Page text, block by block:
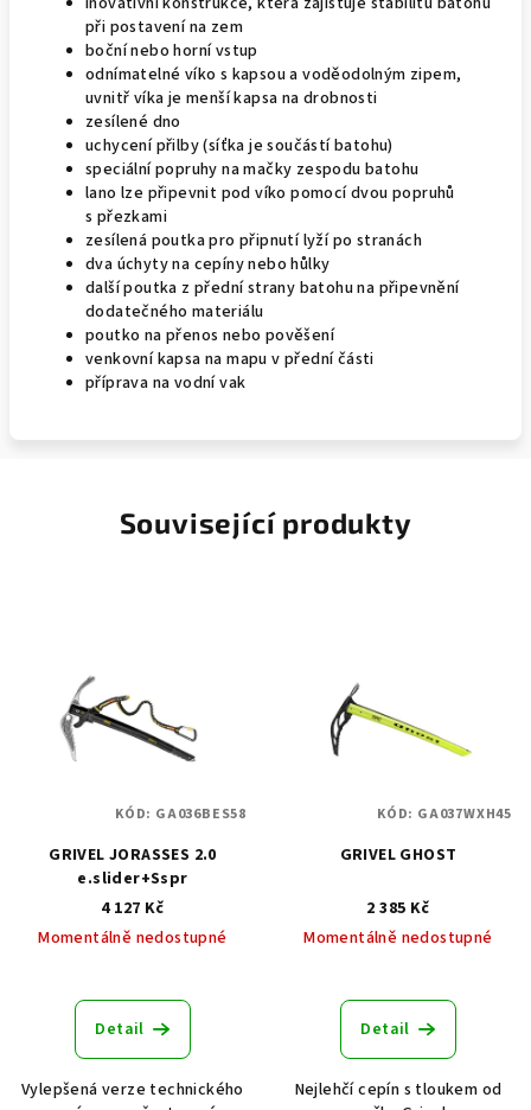
při postavení na zem
boční nebo horní vstup
odnímatelné víko s kapsou a voděodolným zipem,
uvnitř víka je menší kapsa na drobnosti
zesílené dno
uchycení přilby (síťka je součástí batohu)
speciální popruhy na mačky zespodu batohu
lano lze připevnit pod víko pomocí dvou popruhů
s přezkami
zesílená poutka pro připnutí lyží po stranách
dva úchyty na cepíny nebo hůlky
další poutka z přední strany batohu na připevnění
dodatečného materiálu
poutko na přenos nebo pověšení
venkovní kapsa na mapu v přední části
příprava na vodní vak
Související produkty
GRIVEL JORASSES 2.0
e.slider+Sspr
4 127 Kč
Momentálně nedostupné
Detail
Vylepšená verze technického
KÓD: GA036BES58
GRIVEL GHOST
2 385 Kč
Momentálně nedostupné
Detail
Nejlehčí cepín s tloukem od
KÓD: GA037WXH45